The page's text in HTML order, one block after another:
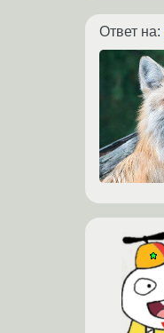
Ответ на: